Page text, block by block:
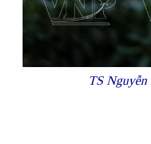
TS